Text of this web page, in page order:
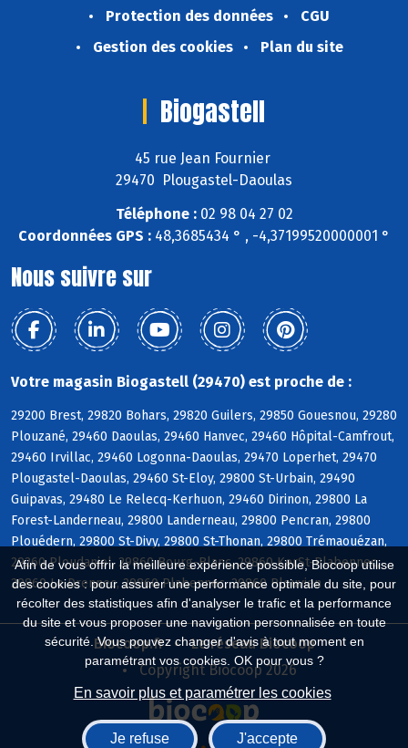
Afin de vous offrir la meilleure expérience possible, Biocoop utilise
des cookies : pour assurer une performance optimale du site, pour
récolter des statistiques afin d'analyser le trafic et la performance
du site et vous proposer une navigation personnalisée en toute
sécurité. Vous pouvez changer d'avis à tout moment en
paramétrant vos cookies. OK pour vous ?
En savoir plus et paramétrer les cookies
Je refuse J'accepte
Protection des données
CGU
Gestion des cookies
Plan du site
Biogastell
45 rue Jean Fournier
29470 Plougastel-Daoulas
Téléphone :02 98 04 27 02
Coordonnées GPS : 48,3685434 ° , -4,37199520000001 °
Nous suivre sur
Votre magasin Biogastell (29470) est proche de :
29200 Brest, 29820 Bohars, 29820 Guilers, 29850 Gouesnou, 29280
Plouzané, 29460 Daoulas, 29460 Hanvec, 29460 Hôpital-Camfrout,
29460 Irvillac, 29460 Logonna-Daoulas, 29470 Loperhet, 29470
Plougastel-Daoulas, 29460 St-Eloy, 29800 St-Urbain, 29490
Guipavas, 29480 Le Relecq-Kerhuon, 29460 Dirinon, 29800 La
Forest-Landerneau, 29800 Landerneau, 29800 Pencran, 29800
Plouédern, 29800 St-Divy, 29800 St-Thonan, 29800 Trémaouézan,
29260 Ploudaniel, 29860 Bourg-Blanc, 29860 KerSt-Plabennec,
29860 Le Drennec, 29860 Plabennec, 29860 Plouvien
Biocoop.fr
Le réseau Biocoop
Copyright Biocoop 2026